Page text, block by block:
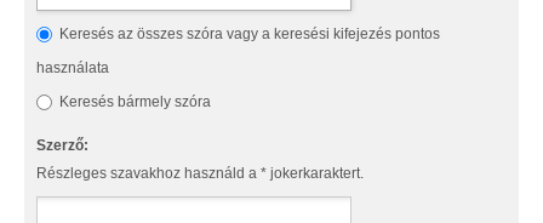
Keresés az összes szóra vagy a keresési kifejezés pontos
használata
Keresés bármely szóra
Szerző:
Részleges szavakhoz használd a * jokerkaraktert.